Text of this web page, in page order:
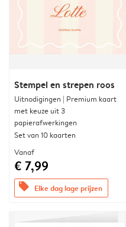
Stempel en strepen roos
Uitnodigingen | Premium kaart
met keuze uit 3
papierafwerkingen
Set van 10 kaarten
Vanaf
€ 7,99
offers Elke dag lage prijzen